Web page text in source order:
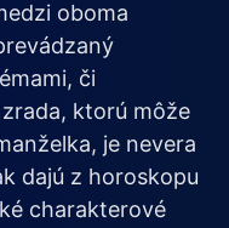
oboma
či
ktorú môže
je nevera
dajú z horoskopu
charakterové